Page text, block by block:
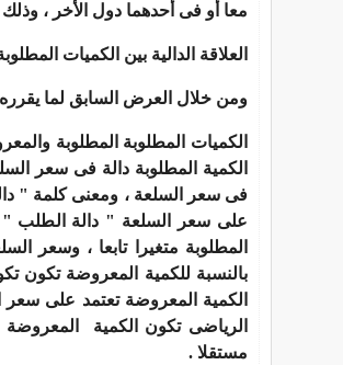
معا أو فى أحدهما دول الأخر ،
العلاقة الدالية بين الكميات
ومن خلال العرض السابق لما يقرره
الكميات المطلوبة المطلوبة
الكمية المطلوبة دالة فى سعر
فى سعر السلعة ، ومعنى كلمة "
على سعر السلعة " دالة الطلب "
المطلوبة متغيرا تابعا ، وسعر
بالنسبة للكمية المعروضة تكون
الكمية المعروضة تعتمد على
الرياضى تكون الكمية المعروضة
مستقلا .